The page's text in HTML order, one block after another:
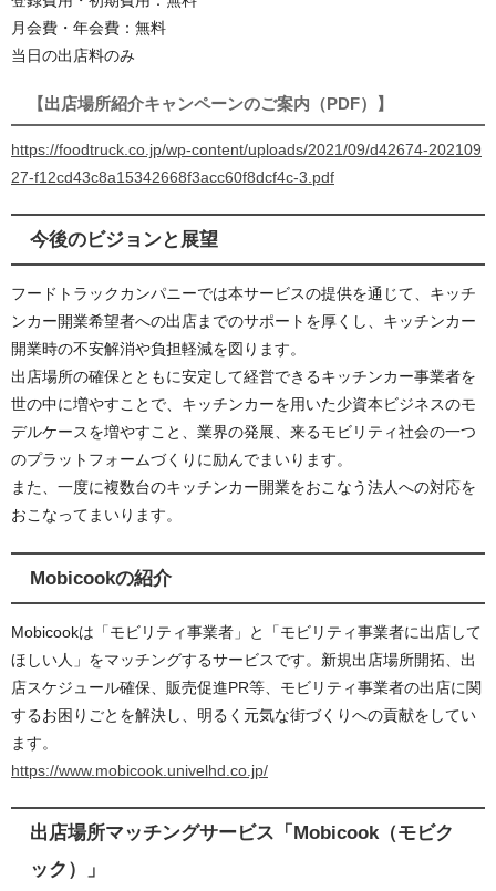
月会費・年会費：無料
当日の出店料のみ
【出店場所紹介キャンペーンのご案内（PDF）】
https://foodtruck.co.jp/wp-content/uploads/2021/09/d42674-202109
27-f12cd43c8a15342668f3acc60f8dcf4c-3.pdf
今後のビジョンと展望
フードトラックカンパニーでは本サービスの提供を通じて、キッチ
ンカー開業希望者への出店までのサポートを厚くし、キッチンカー
開業時の不安解消や負担軽減を図ります。
出店場所の確保とともに安定して経営できるキッチンカー事業者を
世の中に増やすことで、キッチンカーを用いた少資本ビジネスのモ
デルケースを増やすこと、業界の発展、来るモビリティ社会の一つ
のプラットフォームづくりに励んでまいります。
また、一度に複数台のキッチンカー開業をおこなう法人への対応を
おこなってまいります。
Mobicookの紹介
Mobicookは「モビリティ事業者」と「モビリティ事業者に出店して
ほしい人」をマッチングするサービスです。新規出店場所開拓、出
店スケジュール確保、販売促進PR等、モビリティ事業者の出店に関
するお困りごとを解決し、明るく元気な街づくりへの貢献をしてい
ます。
https://www.mobicook.univelhd.co.jp/
出店場所マッチングサービス「Mobicook（モビク
ック）」